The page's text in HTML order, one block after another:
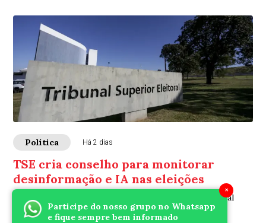
×
Participe do nosso grupo no Whatsapp
e fique sempre bem informado
Política Há 2 dias
TSE cria conselho para monitorar
desinformação e IA nas eleições
Grupo dará assessoria ao presidente da Corte eleitoral